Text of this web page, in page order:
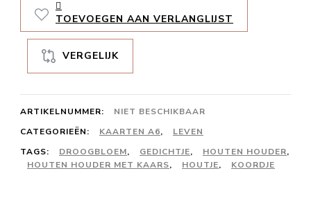
een
feestje
aantal
TOEVOEGEN AAN VERLANGLIJST
VERGELIJK
ARTIKELNUMMER:
NIET BESCHIKBAAR
CATEGORIEËN:
KAARTEN A6,
LEVEN
TAGS:
DROOGBLOEM, GEDICHTJE, HOUTEN HOUDER,
HOUTEN HOUDER MET KAARS, HOUTJE, KOORDJE